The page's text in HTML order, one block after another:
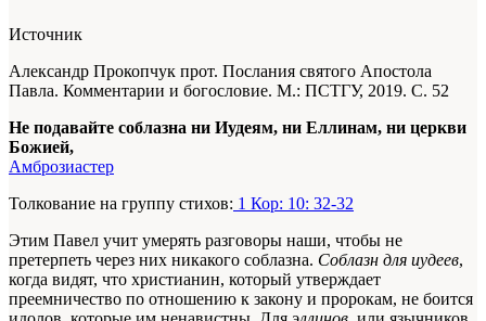
Источник
Александр Прокопчук прот. Послания святого Апостола
Павла. Комментарии и богословие. М.: ПСТГУ, 2019. С. 52
Не подавайте соблазна ни Иудеям, ни Еллинам, ни церкви
Божией,
Амброзиастер
Толкование на группу стихов: 1 Кор: 10: 32-32
Этим Павел учит умерять разговоры наши, чтобы не
претерпеть через них никакого соблазна. Соблазн для иудеев,
когда видят, что христианин, который утверждает
преемничество по отношению к закону и пророкам, не боится